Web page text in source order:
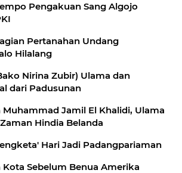
Pengakuan Sang Algojo
Pertanahan Undang
Hilalang
Nirina Zubir) Ulama dan
dari Padusunan
Muhammad Jamil El Khalidi, Ulama
Hindia Belanda
Hari Jadi Padangpariaman
Kota Sebelum Benua Amerika